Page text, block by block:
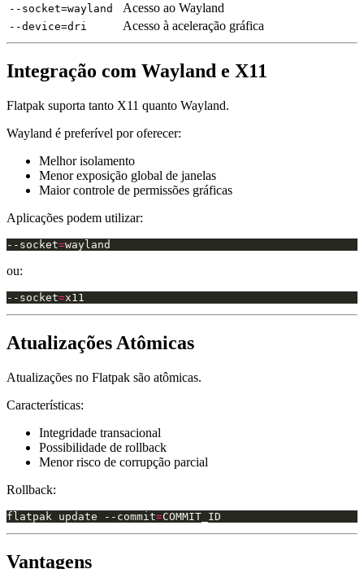
--socket=wayland Acesso ao Wayland
--device=dri Acesso à aceleração gráfica
Integração com Wayland e X11
Flatpak suporta tanto X11 quanto Wayland.
Wayland é preferível por oferecer:
Melhor isolamento
Menor exposição global de janelas
Maior controle de permissões gráficas
Aplicações podem utilizar:
--socket=
ou:
--socket=
Atualizações Atômicas
Atualizações no Flatpak são atômicas.
Características:
Integridade transacional
Possibilidade de rollback
Menor risco de corrupção parcial
Rollback:
flatpak update --commit=
Vantagens